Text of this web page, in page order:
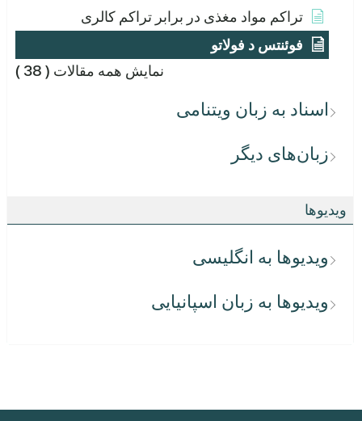
تراکم مواد مغذی در برابر تراکم کالری
فوئنتس د فولاتو
نمایش همه مقالات ( 38 )
اسناد به زبان ویتنامی
زبان‌های دیگر
ویدیوها
ویدیوها به انگلیسی
ویدیوها به زبان اسپانیایی